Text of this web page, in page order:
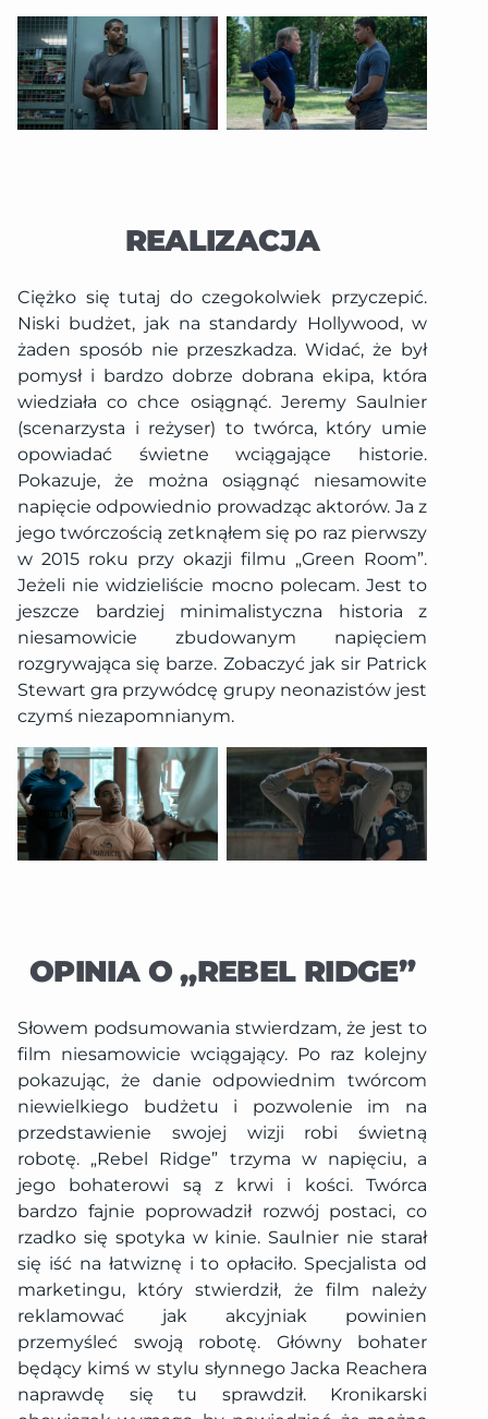
REALIZACJA
Ciężko się tutaj do czegokolwiek przyczepić.
Niski budżet, jak na standardy Hollywood, w
żaden sposób nie przeszkadza. Widać, że był
pomysł i bardzo dobrze dobrana ekipa, która
wiedziała co chce osiągnąć. Jeremy Saulnier
(scenarzysta i reżyser) to twórca, który umie
opowiadać świetne wciągające historie.
Pokazuje, że można osiągnąć niesamowite
napięcie odpowiednio prowadząc aktorów. Ja z
jego twórczością zetknąłem się po raz pierwszy
w 2015 roku przy okazji filmu „Green Room”.
Jeżeli nie widzieliście mocno polecam. Jest to
jeszcze bardziej minimalistyczna historia z
niesamowicie zbudowanym napięciem
rozgrywająca się barze. Zobaczyć jak sir Patrick
Stewart gra przywódcę grupy neonazistów jest
czymś niezapomnianym.
OPINIA O „REBEL RIDGE”
Słowem podsumowania stwierdzam, że jest to
film niesamowicie wciągający. Po raz kolejny
pokazując, że danie odpowiednim twórcom
niewielkiego budżetu i pozwolenie im na
przedstawienie swojej wizji robi świetną
robotę. „Rebel Ridge” trzyma w napięciu, a
jego bohaterowi są z krwi i kości. Twórca
bardzo fajnie poprowadził rozwój postaci, co
rzadko się spotyka w kinie. Saulnier nie starał
się iść na łatwiznę i to opłaciło. Specjalista od
marketingu, który stwierdził, że film należy
reklamować jak akcyjniak powinien
przemyśleć swoją robotę. Główny bohater
będący kimś w stylu słynnego Jacka Reachera
naprawdę się tu sprawdził. Kronikarski